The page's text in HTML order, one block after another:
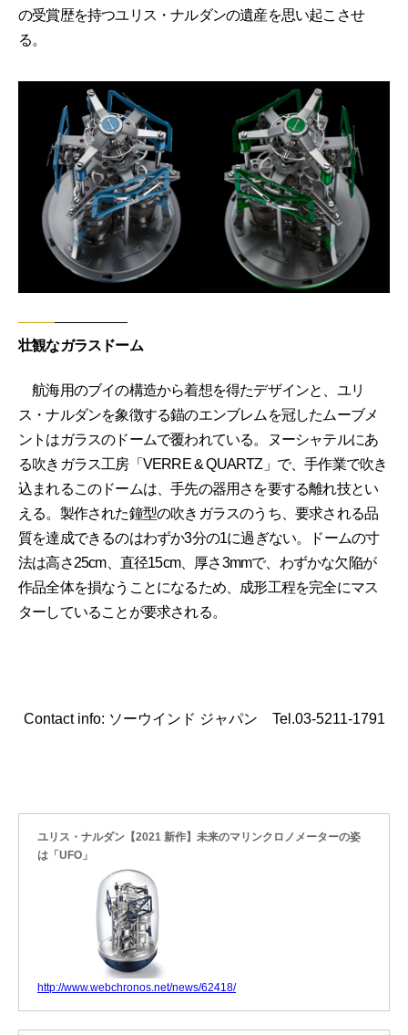
の受賞歴を持つユリス・ナルダンの遺産を思い起こさせ
る。
壮観なガラスドーム
航海用のブイの構造から着想を得たデザインと、ユリ
ス・ナルダンを象徴する錨のエンブレムを冠したムーブメ
ントはガラスのドームで覆われている。ヌーシャテルにあ
る吹きガラス工房「VERRE & QUARTZ」で、手作業で吹き
込まれるこのドームは、手先の器用さを要する離れ技とい
える。製作された鐘型の吹きガラスのうち、要求される品
質を達成できるのはわずか3分の1に過ぎない。ドームの寸
法は高さ25cm、直径15cm、厚さ3mmで、わずかな欠陥が
作品全体を損なうことになるため、成形工程を完全にマス
ターしていることが要求される。
Contact info: ソーウインド ジャパン Tel.03-5211-1791
ユリス・ナルダン【2021 新作】未来のマリンクロノメーターの姿
は「UFO」
http://www.webchronos.net/news/62418/